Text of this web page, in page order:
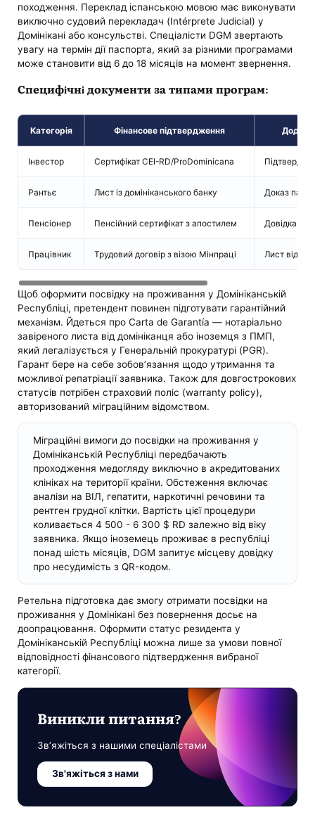
походження. Переклад іспанською мовою має виконувати
виключно судовий перекладач (Intérprete Judicial) у
Домінікані або консульстві. Спеціалісти DGM звертають
увагу на термін дії паспорта, який за різними програмами
може становити від 6 до 18 місяців на момент звернення.
Специфічні документи за типами програм:
Категорія Фінансове підтвердження
Інвестор Сертифікат CEI-RD/ProDominicana
Рантьє Лист із домініканського банку Доказ
Пенсіонер Пенсійний сертифікат з апостилем Довідка
Працівник Трудовий договір з візою Мінпраці Лист від
Щоб оформити посвідку на проживання у Домініканській
Республіці, претендент повинен підготувати гарантійний
механізм. Йдеться про Carta de Garantía — нотаріально
завіреного листа від домініканця або іноземця з ПМП,
який легалізується у Генеральній прокуратурі (PGR).
Гарант бере на себе зобов’язання щодо утримання та
можливої репатріації заявника. Також для довгострокових
статусів потрібен страховий поліс (warranty policy),
авторизований міграційним відомством.
Міграційні вимоги до посвідки на проживання у
Домініканській Республіці передбачають
проходження медогляду виключно в акредитованих
клініках на території країни. Обстеження включає
аналізи на ВІЛ, гепатити, наркотичні речовини та
рентген грудної клітки. Вартість цієї процедури
коливається 4 500 - 6 300 $ RD залежно від віку
заявника. Якщо іноземець проживає в республіці
понад шість місяців, DGM запитує місцеву довідку
про несудимість з QR-кодом.
Ретельна підготовка дає змогу отримати посвідки на
проживання у Домінікані без повернення досьє на
доопрацювання. Оформити статус резидента у
Домініканській Республіці можна лише за умови повної
відповідності фінансового підтвердження вибраної
категорії.
Виникли питання?
Зв’яжіться з нашими спеціалістами
Зв'яжіться з нами